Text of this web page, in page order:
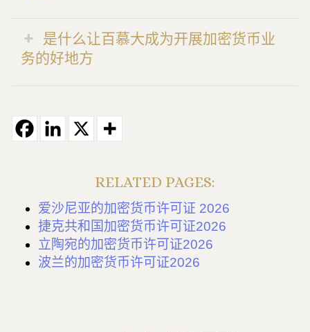
是什么让百慕大成为开展加密货币业
务的好地方
RELATED PAGES:
爱沙尼亚的加密货币许可证 2026
捷克共和国加密货币许可证2026
立陶宛的加密货币许可证2026
波兰的加密货币许可证2026